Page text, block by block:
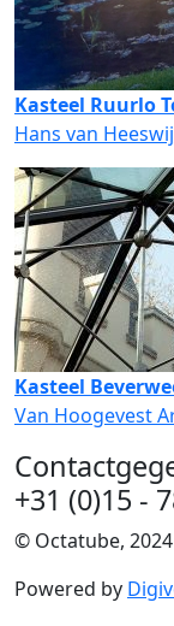
Kasteel Ruurlo
Hans van
Kasteel
Van Hoogevest
+31 (0)15 -
© Octatube, 2024
Powered by